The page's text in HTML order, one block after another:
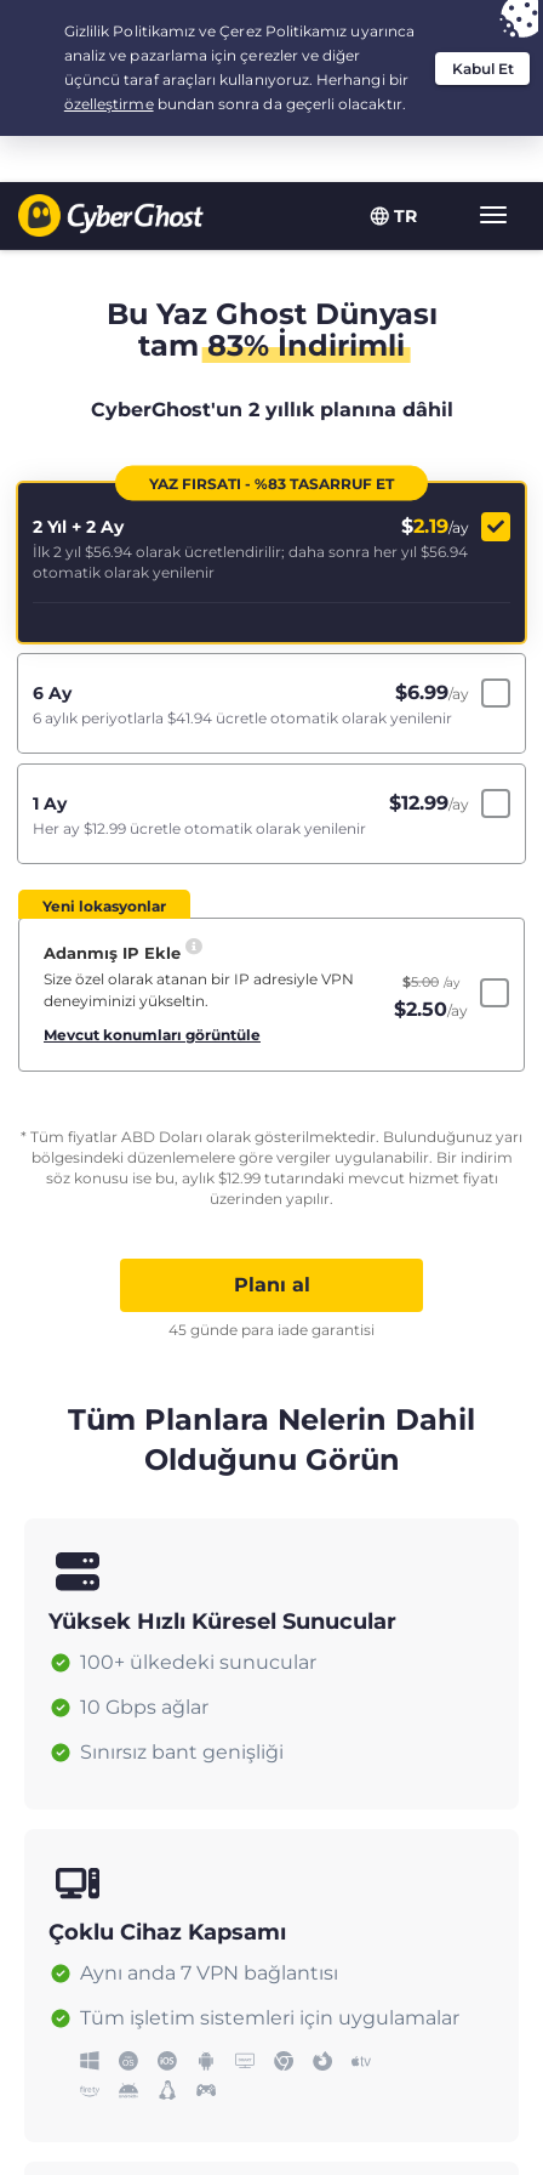
TR
Your choice:The Best Dealfor 2.1666666666667-years at $
/month
Bu Yaz Ghost Dünyası
tam83% İndirimli
CyberGhost'un 2 yıllık planına dâhil
YAZ FIRSATI - %83 TASARRUF ET
2 Yıl + 2 Ay $2.19/ay
İlk 2 yıl $56.94 olarak ücretlendirilir; daha sonra her yıl $56.94
otomatik olarak yenilenir
6 Ay $6.99/ay
6 aylık periyotlarla $41.94 ücretle otomatik olarak yenilenir
1 Ay $12.99/ay
Her ay $12.99 ücretle otomatik olarak yenilenir
Yeni lokasyonlar
Adanmış IP Ekle
Size özel olarak atanan bir IP adresiyle VPN
deneyiminizi yükseltin.
Mevcut konumları görüntüle
$5.00 /ay
$2.50/ay
* Tüm fiyatlar ABD Doları olarak gösterilmektedir. Bulunduğunuz yarı
bölgesindeki düzenlemelere göre vergiler uygulanabilir. Bir indirim
söz konusu ise bu, aylık $12.99tutarındaki mevcut hizmet fiyatı
üzerinden yapılır.
Planı al
45 günde para iade garantisi
Tüm Planlara Nelerin Dahil
Olduğunu Görün
Yüksek Hızlı Küresel Sunucular
100+ ülkedeki sunucular
10 Gbps ağlar
Sınırsız bant genişliği
Çoklu Cihaz Kapsamı
Aynı anda 7 VPN bağlantısı
Tüm işletim sistemleri için uygulamalar